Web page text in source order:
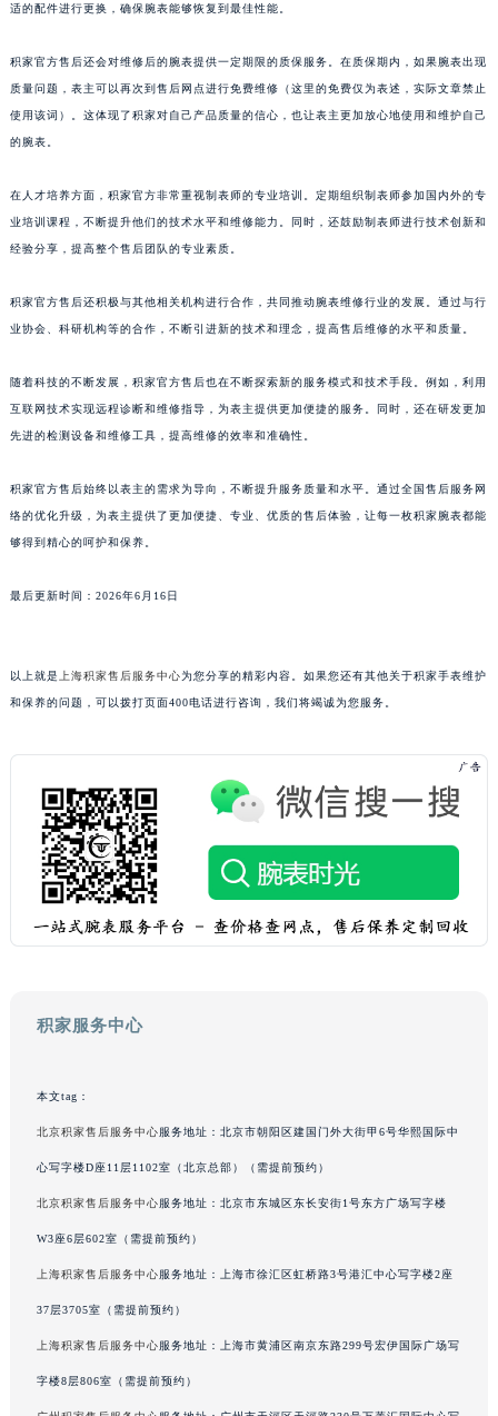
澳门特别行政区望德堂区塔石广场积家售后服务中心（需提前预约）
福建省福州市鼓楼区五四路128-1号恒力城写字楼15层03室积家售后服务中心（需提前预约）
广东省广州市天河区天河路230号万菱汇国际中心A塔7层704室积家售后服务中心（需提前预约）
广东省广州市越秀区环市东路371-375号世界贸易中心大厦南塔15层1507室积家售后服务中心（需提前预约）
广东省河源市源城区越王大道积家售后服务中心（需提前预约）
广东省茂名市电白区水东街道迎宾大道积家售后服务中心（需提前预约）
广东省梅州市梅江区金燕大道积家售后服务中心（需提前预约）
广东省清远市清城区湖西路积家售后服务中心（需提前预约）
广东省阳江市江城区东风一路积家售后服务中心（需提前预约）
广西壮族自治区北海市海城区北京路积家售后服务中心（需提前预约）
广西壮族自治区防城港市港口区金花茶大道积家售后服务中心（需提前预约）
广西壮族自治区贵港市港北区港城街道布山大道与仙衣路交叉口积家售后服务中心（需提前预约）
海南省儋州市儋州市那大镇兰洋北路积家售后服务中心（需提前预约）
海南省万宁市万城镇解放路积家售后服务中心（需提前预约）
海南省文昌市文城镇教育东路积家售后服务中心（需提前预约）
海南省五指山市通什镇三月三大道积家售后服务中心（需提前预约）
适的配件进行更换，确保腕表能够恢复到最佳性能。
积家官方售后还会对维修后的腕表提供一定期限的质保服务。在质保期内，如果腕表出现
质量问题，表主可以再次到售后网点进行免费维修（这里的免费仅为表述，实际文章禁止
使用该词）。这体现了积家对自己产品质量的信心，也让表主更加放心地使用和维护自己
的腕表。
在人才培养方面，积家官方非常重视制表师的专业培训。定期组织制表师参加国内外的专
业培训课程，不断提升他们的技术水平和维修能力。同时，还鼓励制表师进行技术创新和
经验分享，提高整个售后团队的专业素质。
积家官方售后还积极与其他相关机构进行合作，共同推动腕表维修行业的发展。通过与行
业协会、科研机构等的合作，不断引进新的技术和理念，提高售后维修的水平和质量。
随着科技的不断发展，积家官方售后也在不断探索新的服务模式和技术手段。例如，利用
互联网技术实现远程诊断和维修指导，为表主提供更加便捷的服务。同时，还在研发更加
先进的检测设备和维修工具，提高维修的效率和准确性。
积家官方售后始终以表主的需求为导向，不断提升服务质量和水平。通过全国售后服务网
络的优化升级，为表主提供了更加便捷、专业、优质的售后体验，让每一枚积家腕表都能
够得到精心的呵护和保养。
最后更新时间：2026年6月16日
以上就是 上海积家售后服务中心为您分享的精彩内容。如果您还有其他关于积家手表维护
和保养的问题，可以拨打页面400电话进行咨询，我们将竭诚为您服务。
积家服务中心
本文tag：
北京积家售后服务中心服务地址：北京市朝阳区建国门外大街甲6号华熙国际中
心写字楼D座11层1102室（北京总部）（需提前预约）
北京积家售后服务中心服务地址：北京市东城区东长安街1号东方广场写字楼
W3座6层602室（需提前预约）
上海积家售后服务中心服务地址：上海市徐汇区虹桥路3号港汇中心写字楼2座
37层3705室（需提前预约）
上海积家售后服务中心服务地址：上海市黄浦区南京东路299号宏伊国际广场写
字楼8层806室（需提前预约）